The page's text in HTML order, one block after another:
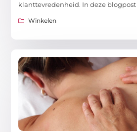
klanttevredenheid. In deze blogpost
Winkelen